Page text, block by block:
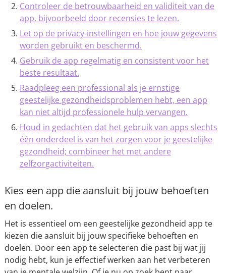
Controleer de betrouwbaarheid en validiteit van de
app, bijvoorbeeld door recensies te lezen.
Let op de privacy-instellingen en hoe jouw gegevens
worden gebruikt en beschermd.
Gebruik de app regelmatig en consistent voor het
beste resultaat.
Raadpleeg een professional als je ernstige
geestelijke gezondheidsproblemen hebt, een app
kan niet altijd professionele hulp vervangen.
Houd in gedachten dat het gebruik van apps slechts
één onderdeel is van het zorgen voor je geestelijke
gezondheid; combineer het met andere
zelfzorgactiviteiten.
Kies een app die aansluit bij jouw behoeften
en doelen.
Het is essentieel om een geestelijke gezondheid app te
kiezen die aansluit bij jouw specifieke behoeften en
doelen. Door een app te selecteren die past bij wat jij
nodig hebt, kun je effectief werken aan het verbeteren